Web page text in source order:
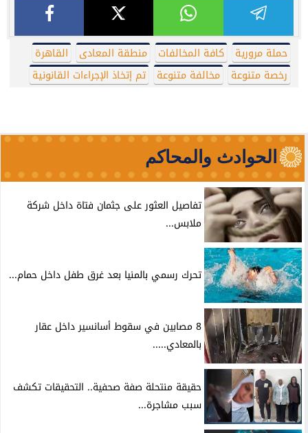
حملة مرورية كافة المخالفات منطقة المعادى
القاهرة
رخصة متنوعة
مخالفة متنوعة تم إتخاذ الإجراءات القانونية
الحوادث والمحاكم
تفاصيل العثور على جثمان فتاة داخل شركة
ملابس...
تحرك رسمي بالمنيا بعد غرق طفل داخل حمام...
8 مصابين في سقوط أسانسير داخل عقار
بالمعادي.....
حقيقة منتحلة صفة صحفية.. التحقيقات تكشف
سبب مشاجرة...